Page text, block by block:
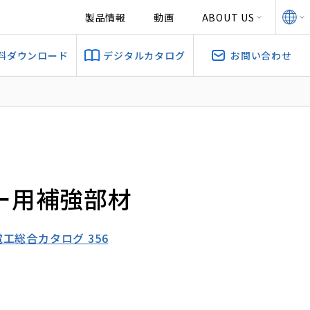
製品情報 動画 ABOUT US
ダウンロード デジタルカタログ お問い合わせ
用補強部材
総合カタログ 356